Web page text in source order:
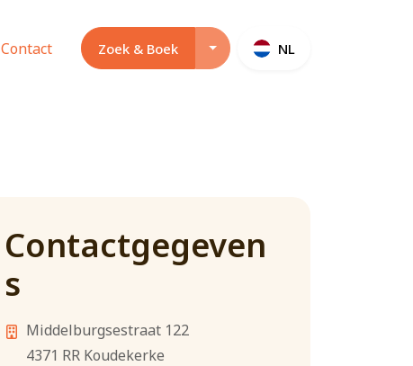
Contact Zoek & Boek Opties dropdown menu tonen
NL
Contactgegeven
s
Middelburgsestraat 122
4371 RR Koudekerke